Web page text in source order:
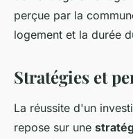
perçue par la
logement et la durée
Stratégies et
La réussite d'un
repose sur une